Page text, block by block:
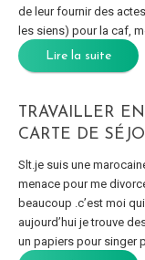
de leur fournir des
les siens) pour la caf,
Lire la suite
TRAVAILLER
CARTE DE
Slt.je suis une
menace pour me
beaucoup .c’est moi
aujourd’hui je trouve
un papiers pour singer